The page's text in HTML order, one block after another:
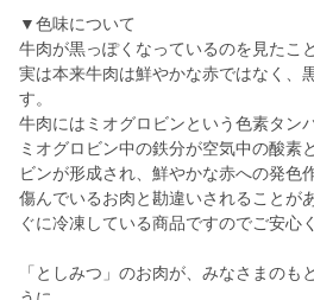
▼色味について
牛肉が黒っぽくなっているのを見たこ
実は本来牛肉は鮮やかな赤ではなく、
す。
牛肉にはミオグロビンという色素タン
ミオグロビン中の鉄分が空気中の酸素
ビンが形成され、鮮やかな赤への発色
傷んでいるお肉と勘違いされることが
ぐに冷凍している商品ですのでご安心
「としみつ」のお肉が、みなさまのも